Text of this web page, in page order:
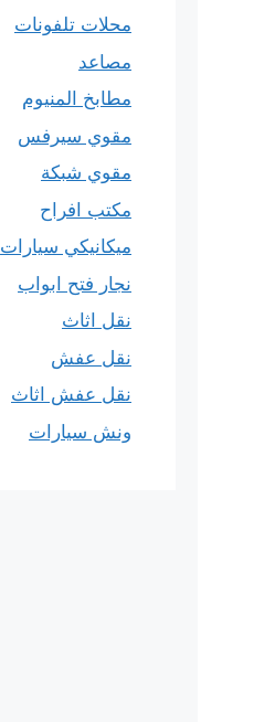
محلات تلفونات
مصاعد
مطابخ المنيوم
مقوي سيرفس
مقوي شبكة
مكتب افراح
ميكانيكي سيارات
نجار فتح ابواب
نقل اثاث
نقل عفش
نقل عفش اثاث
ونش سيارات